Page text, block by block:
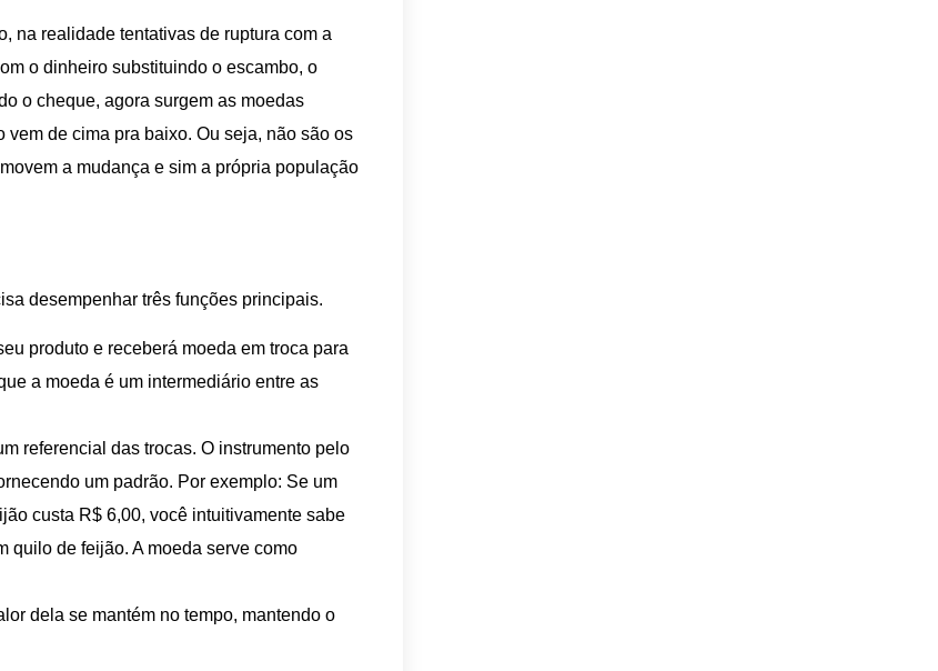
na realidade tentativas de ruptura com a
o dinheiro substituindo o escambo, o
o cheque, agora surgem as moedas
de cima pra baixo. Ou seja, não são os
a mudança e sim a própria população
desempenhar três funções principais.
produto e receberá moeda em troca para
a moeda é um intermediário entre as
referencial das trocas. O instrumento pelo
um padrão. Por exemplo: Se um
custa R$ 6,00, você intuitivamente sabe
quilo de feijão. A moeda serve como
dela se mantém no tempo, mantendo o